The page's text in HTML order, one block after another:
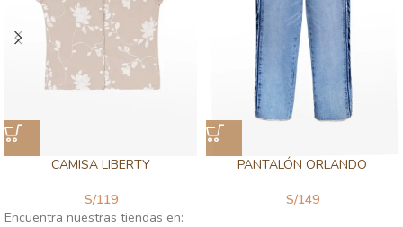
CAMISA LIBERTY
S/119
PANTALÓN ORLANDO
S/149
Encuentra nuestras tiendas en: